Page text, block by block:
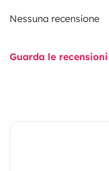
Nessuna recensione
Guarda le